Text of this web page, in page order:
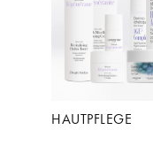
HAUTPFLEGE